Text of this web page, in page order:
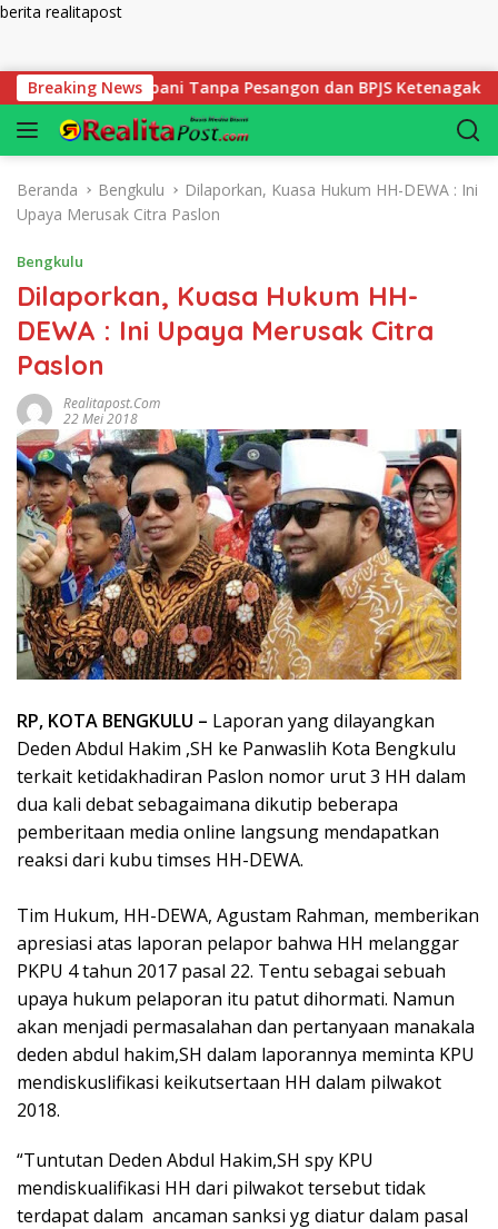
berita realitapost
Breaking News
Rabbani Tanpa Pesangon dan BPJS Ketenagakerjaan
Beranda Bengkulu
Dilaporkan, Kuasa Hukum HH-DEWA : Ini
Upaya Merusak Citra Paslon
Bengkulu
Dilaporkan, Kuasa Hukum HH-
DEWA : Ini Upaya Merusak Citra
Paslon
Realitapost.com
22 Mei 2018
RP, KOTA BENGKULU – Laporan yang dilayangkan
Deden Abdul Hakim ,SH ke Panwaslih Kota Bengkulu
terkait ketidakhadiran Paslon nomor urut 3 HH dalam
dua kali debat sebagaimana dikutip beberapa
pemberitaan media online langsung mendapatkan
reaksi dari kubu timses HH-DEWA.
Tim Hukum, HH-DEWA, Agustam Rahman, memberikan
apresiasi atas laporan pelapor bahwa HH melanggar
PKPU 4 tahun 2017 pasal 22. Tentu sebagai sebuah
upaya hukum pelaporan itu patut dihormati. Namun
akan menjadi permasalahan dan pertanyaan manakala
deden abdul hakim,SH dalam laporannya meminta KPU
mendiskuslifikasi keikutsertaan HH dalam pilwakot
2018.
“Tuntutan Deden Abdul Hakim,SH spy KPU
mendiskualifikasi HH dari pilwakot tersebut tidak
terdapat dalam ancaman sanksi yg diatur dalam pasal